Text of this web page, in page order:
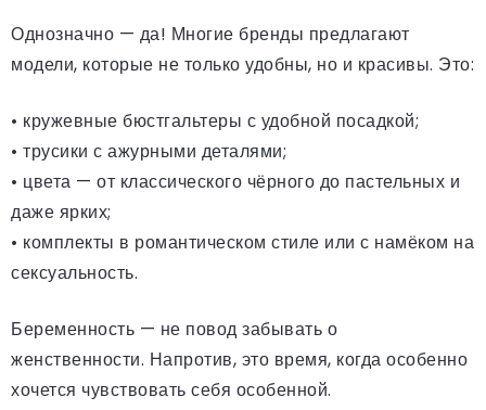
Однозначно — да! Многие бренды предлагают
модели, которые не только удобны, но и красивы. Это:
• кружевные бюстгальтеры с удобной посадкой;
• трусики с ажурными деталями;
• цвета — от классического чёрного до пастельных и
даже ярких;
• комплекты в романтическом стиле или с намёком на
сексуальность.
Беременность — не повод забывать о
женственности. Напротив, это время, когда особенно
хочется чувствовать себя особенной.